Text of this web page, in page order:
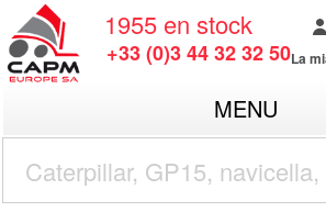
1955 en stock
+33 (0)3 44 32 32 50La
MENU